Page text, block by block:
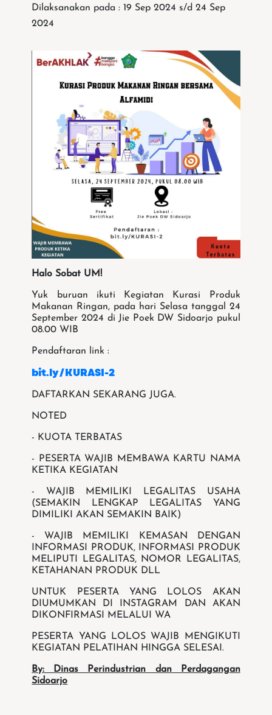
Dilaksanakan pada : 19 Sep 2024 s/d 24 Sep
2024
Halo Sobat UM!
Yuk buruan ikuti Kegiatan Kurasi Produk
Makanan Ringan, pada hari Selasa tanggal 24
September 2024 di Jie Poek DW Sidoarjo pukul
08.00 WIB
Pendaftaran link :
bit.ly/KURASI-2
DAFTARKAN SEKARANG JUGA.
NOTED
- KUOTA TERBATAS
- ⁠PESERTA WAJIB MEMBAWA KARTU NAMA
KETIKA KEGIATAN
- WAJIB MEMILIKI LEGALITAS USAHA
(SEMAKIN LENGKAP LEGALITAS YANG
DIMILIKI AKAN SEMAKIN BAIK)
- WAJIB MEMILIKI KEMASAN DENGAN
INFORMASI PRODUK, INFORMASI PRODUK
MELIPUTI LEGALITAS, NOMOR LEGALITAS,
KETAHANAN PRODUK DLL
UNTUK PESERTA YANG LOLOS AKAN
DIUMUMKAN DI INSTAGRAM DAN AKAN
DIKONFIRMASI MELALUI WA
PESERTA YANG LOLOS WAJIB MENGIKUTI
KEGIATAN PELATIHAN HINGGA SELESAI.
By: Dinas Perindustrian dan Perdagangan
Sidoarjo